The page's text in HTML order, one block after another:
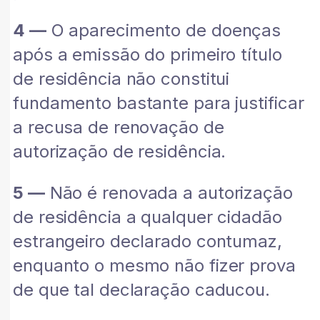
4 —O aparecimento de doenças
após a emissão do primeiro título
de residência não constitui
fundamento bastante para justificar
a recusa de renovação de
autorização de residência.
5 —Não é renovada a autorização
de residência a qualquer cidadão
estrangeiro declarado contumaz,
enquanto o mesmo não fizer prova
de que tal declaração caducou.